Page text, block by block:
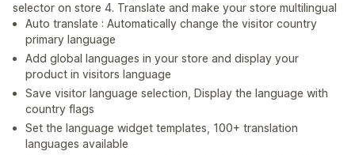
selector on store 4. Translate and make your store multilingual
Auto translate : Automatically change the visitor country
primary language
Add global languages in your store and display your
product in visitors language
Save visitor language selection, Display the language with
country flags
Set the language widget templates, 100+ translation
languages available